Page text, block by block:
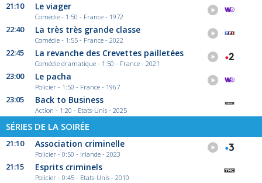
21:10 Le viager
Comédie - 1:50 - France - 1972
22:40 La très très grande classe
Comédie - 1:55 - France - 2022
22:45 La revanche des Crevettes pailletées
Comédie dramatique - 1:50 - France - 2021
23:00 Le pacha
Policier - 1:50 - France - 1967
23:05 Back to Business
Action - 1:20 - Etats-Unis - 2025
SÉRIES DE LA SOIRÉE
21:10 Association criminelle
Policier - 0:50 - Irlande - 2023
21:15 Esprits criminels
Policier - 0:45 - Etats-Unis - 2010